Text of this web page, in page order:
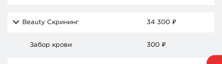
Beauty Скрининг 34 300 ₽
Забор крови 300 ₽